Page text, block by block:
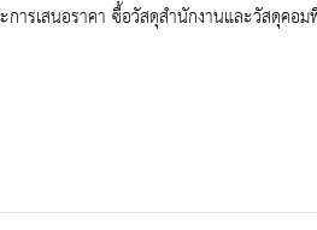
รเสนอราคา ซื้อวัสดุสำนักงานและวัสดุคอม